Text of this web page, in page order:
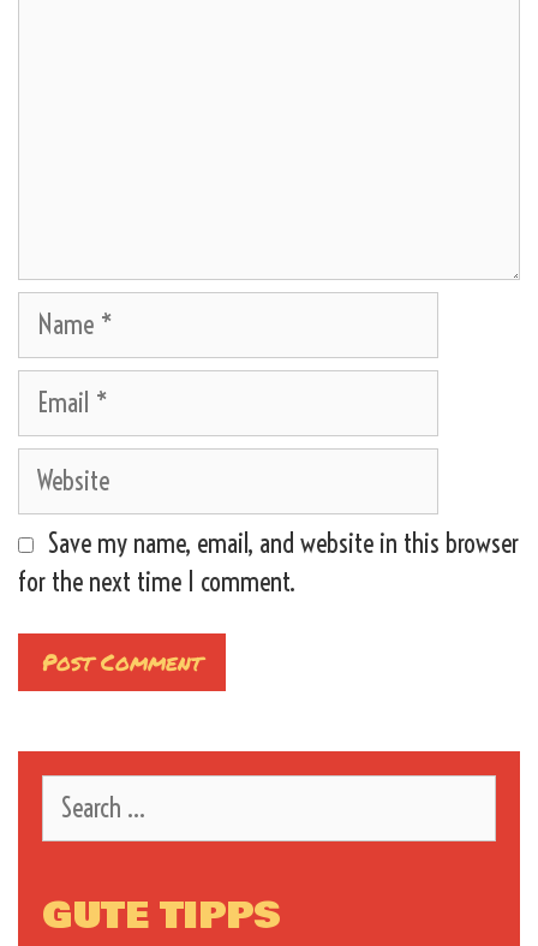
Name
Email
Website
Save my name, email, and website in this browser
for the next time I comment.
for:
GUTE TIPPS